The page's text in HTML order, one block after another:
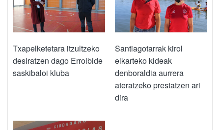
Txapelketetara itzultzeko
desiratzen dago Erroibide
saskibaloi kluba
Santiagotarrak kirol
elkarteko kideak
denboraldia aurrera
ateratzeko prestatzen ari
dira